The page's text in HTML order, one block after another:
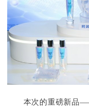
本次的重磅新品